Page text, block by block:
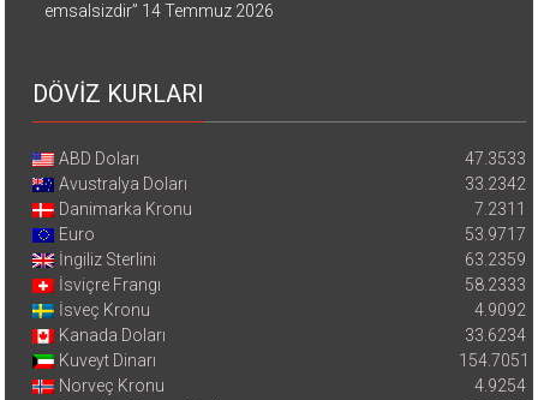
emsalsizdir” 14 Temmuz 2026
DÖVİZ KURLARI
ABD Doları
47.3533
Avustralya Doları
33.2342
Danimarka Kronu
7.2311
Euro
53.9717
İngiliz Sterlini
63.2359
İsviçre Frangı
58.2333
İsveç Kronu
4.9092
Kanada Doları
33.6234
Kuveyt Dinarı
154.7051
Norveç Kronu
4.9254